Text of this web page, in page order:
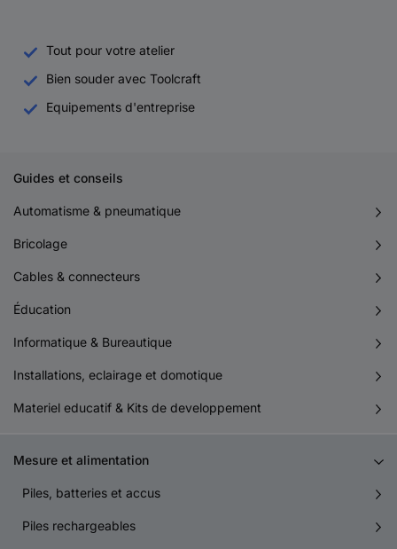
Tout pour votre atelier
Bien souder avec Toolcraft
Equipements d'entreprise
Guides et conseils
Automatisme & pneumatique
Bricolage
Cables & connecteurs
Éducation
Informatique & Bureautique
Installations, eclairage et domotique
Materiel educatif & Kits de developpement
Mesure et alimentation
Piles, batteries et accus
Piles rechargeables